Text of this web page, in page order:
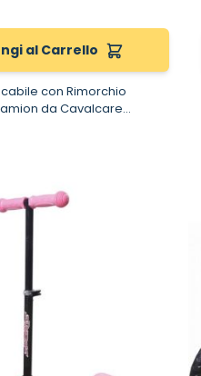
al Carrello
con Rimorchio